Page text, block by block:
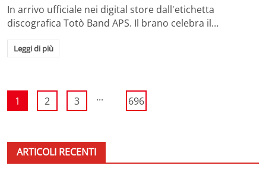
In arrivo ufficiale nei digital store dall'etichetta
discografica Totò Band APS. Il brano celebra il…
Leggi di più
1 2 3 ... 696
ARTICOLI RECENTI